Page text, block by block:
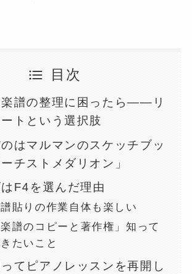
目次
楽譜の整理に困ったら——リ
トという選択肢
はマルマンのスケッチブッ
チストメダリオン」
F4を選んだ理由
貼りの作業自体も楽しい
楽譜のコピーと著作権」知って
たいこと
てピアノレッスンを再開し